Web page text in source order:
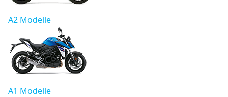
A2 Modelle
A1 Modelle